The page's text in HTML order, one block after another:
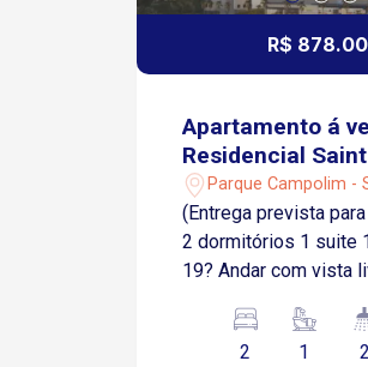
R$
Apartamento á
Residencial
Sorocaba/SP
Parque Campolim -
(Entrega prevista
2 dormitórios 1 suite
19? Andar com vista
2 1 2